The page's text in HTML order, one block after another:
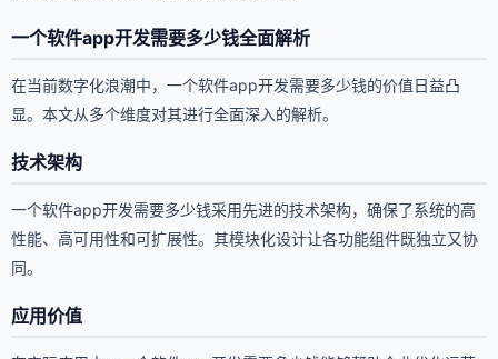
一个软件app开发需要多少钱全面解析
在当前数字化浪潮中，一个软件app开发需要多少钱的价值日益凸
显。本文从多个维度对其进行全面深入的解析。
技术架构
一个软件app开发需要多少钱采用先进的技术架构，确保了系统的高
性能、高可用性和可扩展性。其模块化设计让各功能组件既独立又协
同。
应用价值